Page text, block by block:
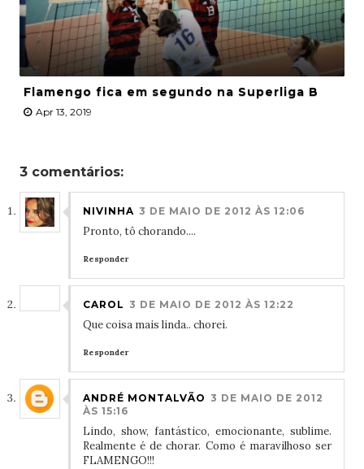
Flamengo fica em segundo na Superliga B
Apr 13, 2019
3 comentários:
NIVINHA 3 DE MAIO DE 2012 ÀS 12:06
Pronto, tô chorando....
Responder
CAROL 3 DE MAIO DE 2012 ÀS 12:22
Que coisa mais linda.. chorei.
Responder
ANDRÉ MONTALVÃO 3 DE MAIO DE 2012
ÀS 15:16
Lindo, show, fantástico, emocionante, sublime.
Realmente é de chorar. Como é maravilhoso ser
FLAMENGO!!!